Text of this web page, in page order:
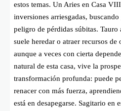
estos temas. Un Aries en Casa
inversiones arriesgadas,
peligro de pérdidas súbitas.
suele heredar o atraer recursos de
aunque a veces con cierta
natural de esta casa, vive la
transformación profunda: puede
renacer con más fuerza,
está en desapegarse. Sagitario en